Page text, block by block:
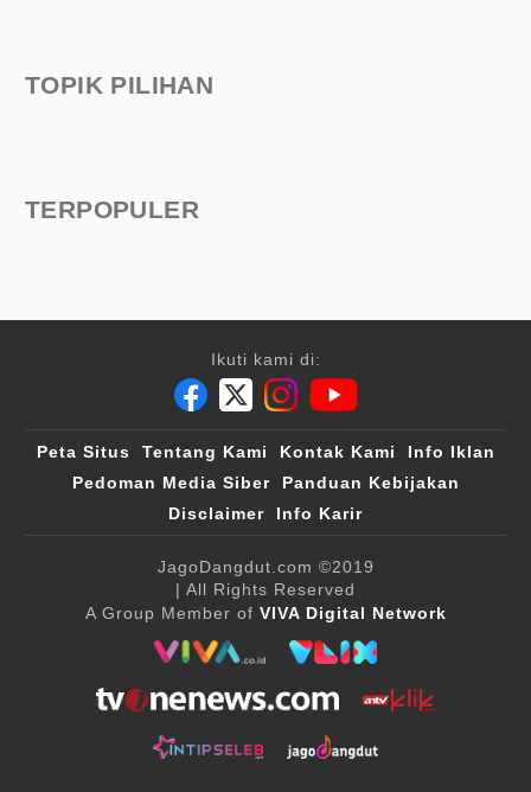
TOPIK PILIHAN
TERPOPULER
Ikuti kami di:
Peta Situs Tentang Kami Kontak Kami
Info Iklan
Pedoman Media Siber
Panduan Kebijakan
Disclaimer
Info Karir
JagoDangdut.com ©2019
| All Rights Reserved
A Group Member of VIVA Digital Network